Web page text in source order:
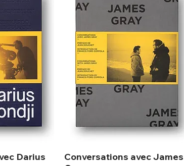
Darius
Conversations avec James